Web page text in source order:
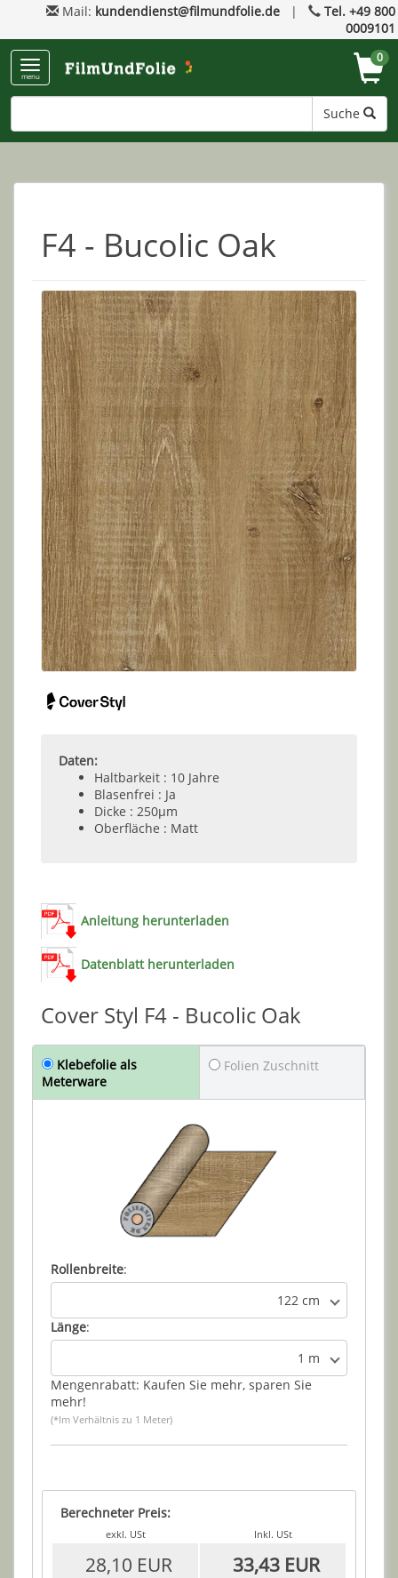
Mail: kundendienst@filmundfolie.de |
Tel. +49 800
0009101
menu
Suche
0
F4 - Bucolic Oak
Daten:
Haltbarkeit : 10 Jahre
Blasenfrei : Ja
Dicke : 250µm
Oberfläche : Matt
Anleitung herunterladen
Datenblatt herunterladen
Cover Styl F4 - Bucolic Oak
Klebefolie als
Meterware
Folien Zuschnitt
Rollenbreite:
122 cm
Länge:
1 m
Mengenrabatt: Kaufen Sie mehr, sparen Sie
mehr!
(*Im Verhältnis zu 1 Meter)
Berechneter Preis:
exkl. USt Inkl. USt
28,10 EUR 33,43 EUR